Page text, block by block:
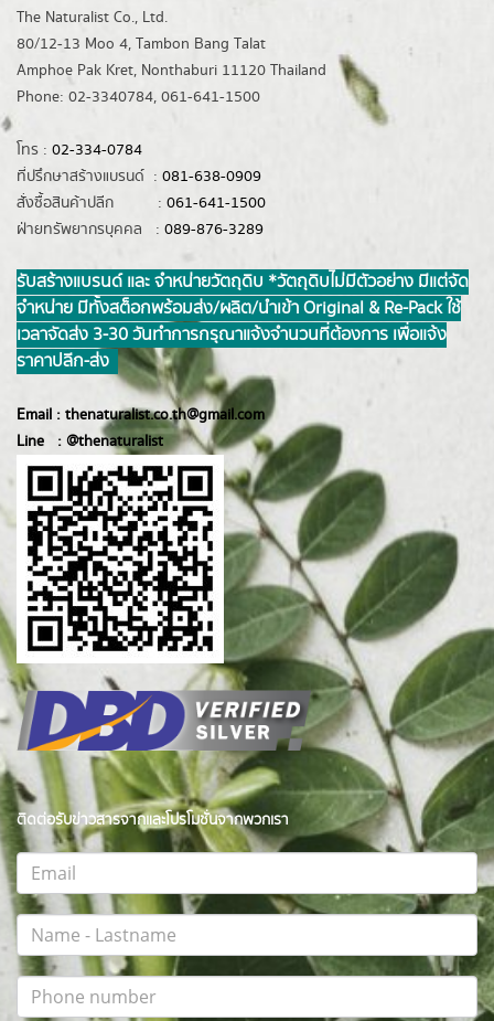
The Naturalist Co., Ltd.
80/12-13 Moo 4, Tambon Bang Talat
Amphoe Pak Kret, Nonthaburi 11120 Thailand
Phone: 02-3340784, 061-641-1500
โทร : 02-334-0784
ที่ปรึกษาสร้างแบรนด์ : 081-638-0909
สั่งซื้อสินค้าปลีก : 061-641-1500
ฝ่ายทรัพยากรบุคคล : 089-876-3289
รับสร้างแบรนด์ และ จำหน่ายวัตถุดิบ *วัตถุดิบไม่มีตัวอย่าง มีแต่จัด
จำหน่าย มีทั้งสต็อกพร้อมส่ง/ผลิต/นำเข้า Original & Re-Pack ใช้
เวลาจัดส่ง 3-30 วันทำการ กรุณาแจ้งจำนวนที่ต้องการ เพื่อแจ้ง
ราคาปลีก-ส่ง
Email : thenaturalist.co.th@gmail.com
Line : @thenaturalist
ติดต่อรับข่าวสารจากและโปรโมชั่นจากพวกเรา